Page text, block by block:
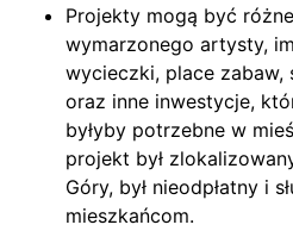
Projekty mogą być
wymarzonego artysty,
wycieczki, place zabaw,
oraz inne inwestycje,
byłyby potrzebne w
projekt był
Góry, był nieodpłatny i
mieszkańcom.